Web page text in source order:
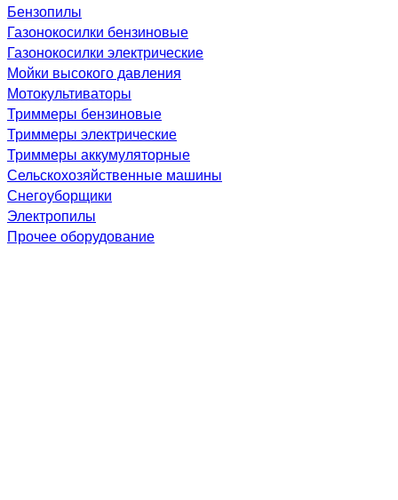
Бензопилы
Газонокосилки бензиновые
Газонокосилки электрические
Мойки высокого давления
Мотокультиваторы
Триммеры бензиновые
Триммеры электрические
Триммеры аккумуляторные
Сельскохозяйственные машины
Снегоуборщики
Электропилы
Прочее оборудование